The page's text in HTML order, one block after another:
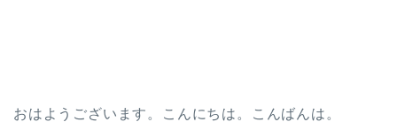
おはようございます。こんにちは。こんばんは。